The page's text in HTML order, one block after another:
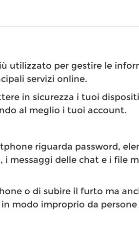
utilizzato per gestire le
servizi online.
in sicurezza i tuoi
al meglio i tuoi account.
riguarda password,
messaggi delle chat e i file
o di subire il furto ma
modo improprio da persone